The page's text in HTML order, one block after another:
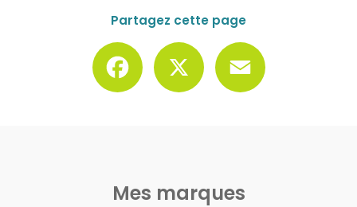
Partagez cette page
Facebook
Mes marques